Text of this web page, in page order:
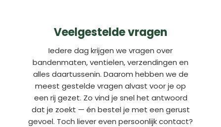
Veelgestelde vragen
Iedere dag krijgen we vragen over
bandenmaten, ventielen, verzendingen en
alles daartussenin. Daarom hebben we de
meest gestelde vragen alvast voor je op
een rij gezet. Zo vind je snel het antwoord
dat je zoekt — én bestel je met een gerust
gevoel. Toch liever even persoonlijk contact?